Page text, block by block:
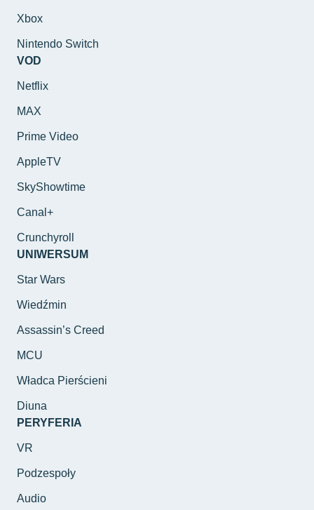
Xbox
Nintendo Switch
VOD
Netflix
MAX
Prime Video
AppleTV
SkyShowtime
Canal+
Crunchyroll
UNIWERSUM
Star Wars
Wiedźmin
Assassin’s Creed
MCU
Władca Pierścieni
Diuna
PERYFERIA
VR
Podzespoły
Audio